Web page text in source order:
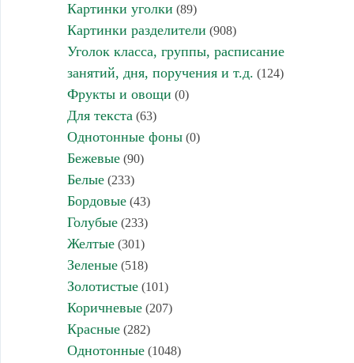
Картинки уголки (89)
Картинки разделители (908)
Уголок класса, группы, расписание
занятий, дня, поручения и т.д. (124)
Фрукты и овощи (0)
Для текста (63)
Однотонные фоны(0)
Бежевые(90)
Белые(233)
Бордовые(43)
Голубые(233)
Желтые(301)
Зеленые(518)
Золотистые(101)
Коричневые(207)
Красные(282)
Однотонные(1048)